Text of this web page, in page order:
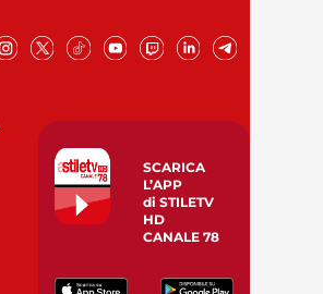
SCARICA
L’APP
di STILETV
HD
CANALE 78